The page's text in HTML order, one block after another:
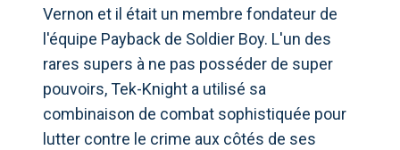
Vernon et il était un membre fondateur de
l'équipe Payback de Soldier Boy. L'un des
rares supers à ne pas posséder de super
pouvoirs, Tek-Knight a utilisé sa
combinaison de combat sophistiquée pour
lutter contre le crime aux côtés de ses